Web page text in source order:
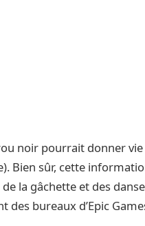
noir pourrait donner
Bien sûr, cette
la gâchette et des
des bureaux d’Epic